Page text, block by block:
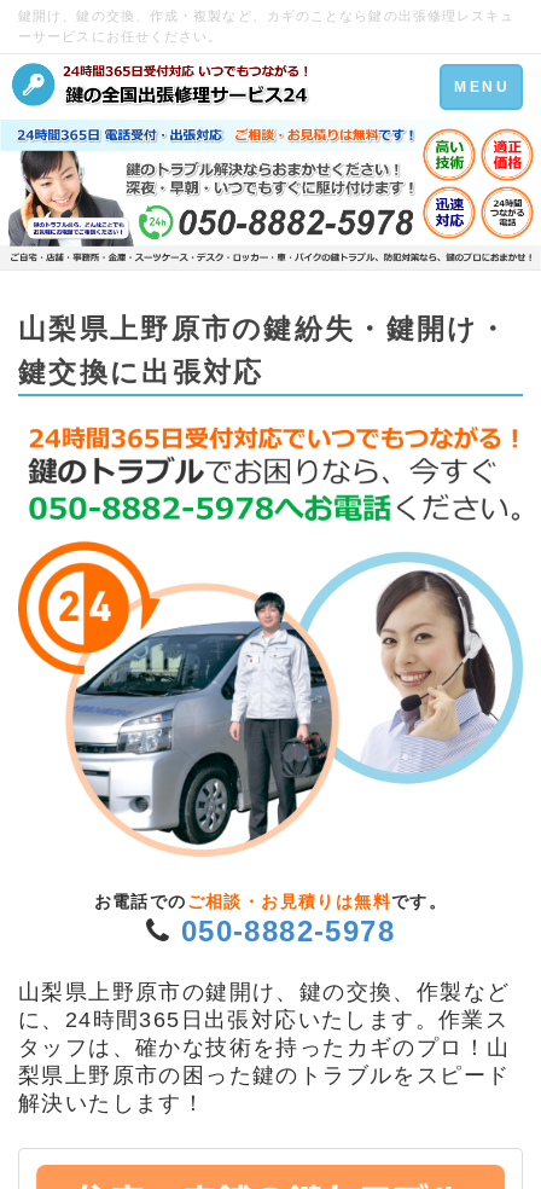
鍵開け、鍵の交換、作成・複製など、カギのことなら鍵の出張修理レスキュ
ーサービスにお任せください。
Toggle
navigation
MENU
山梨県上野原市の鍵紛失・鍵開け・
鍵交換に出張対応
お電話での ご相談・お見積りは無料です。
050-8882-5978
山梨県上野原市の鍵開け、鍵の交換、作製など
に、24時間365日出張対応いたします。作業ス
タッフは、確かな技術を持ったカギのプロ！山
梨県上野原市の困った鍵のトラブルをスピード
解決いたします！